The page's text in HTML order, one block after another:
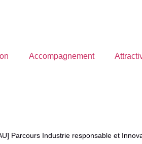
Accompagnement
Parcours Industrie responsable et